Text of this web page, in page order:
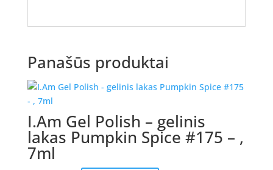
Panašūs produktai
I.Am Gel Polish – gelinis
lakas Pumpkin Spice #175 – ,
7ml